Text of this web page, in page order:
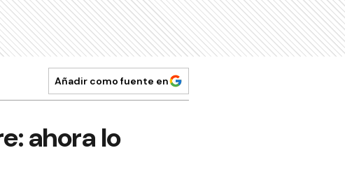
Añadir como fuente en
ahora lo